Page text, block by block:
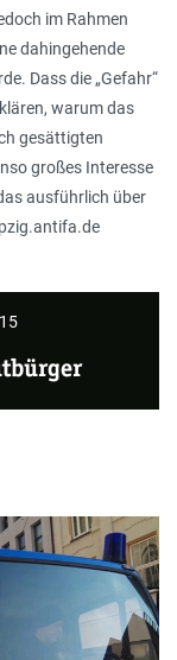
im Rahmen
dahingehende
Dass die „Gefahr“
warum das
gesättigten
großes Interesse
ausführlich über